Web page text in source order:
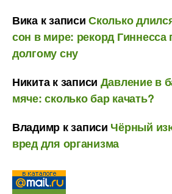
Викак записиСколько
сон в мире: рекорд Гиннесса
долгому сну
Никитак записи Давление в
мяче: сколько бар качать?
Владимр к записи Чёрный
вред для организма